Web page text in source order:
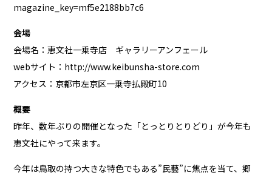
magazine_key=mf5e2188bb7c6
会場
会場名：恵文社一乗寺店 ギャラリーアンフェール
webサイト： http://www.keibunsha-store.com
アクセス：京都市左京区一乗寺払殿町10
概要
昨年、数年ぶりの開催となった「とっとりとりどり」が今年も
恵文社にやって来ます。
今年は鳥取の持つ大きな特色でもある”民藝”に焦点を当て、郷